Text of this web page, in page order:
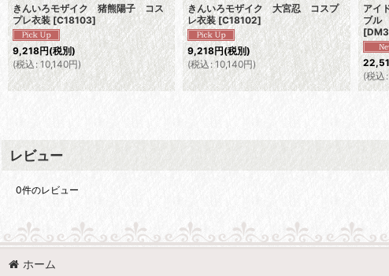
きんいろモザイク 猪熊陽子 コス
プレ衣装 [C18103]
9,218円(税別)
(税込 : 10,140円)
きんいろモザイク 大宮忍 コスプ
レ衣装 [C18102]
9,218円(税別)
(税込 : 10,140円)
アイ
ブル
[
(税込:
レビュー
0件のレビュー
ホーム